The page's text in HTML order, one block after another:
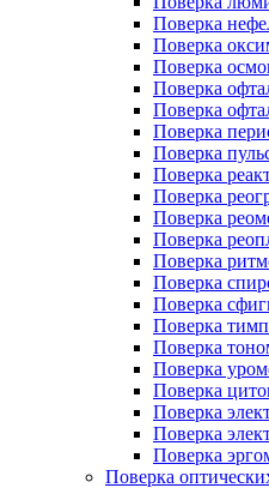
Поверка
Поверка
Поверка
Поверка
Поверка
Поверка
Поверка
Поверка
Поверка
Поверка
Поверка
Поверка
Поверка
Поверка
Поверка
Поверка
Поверка
Поверка
Поверка
Поверка
Поверка
Поверка